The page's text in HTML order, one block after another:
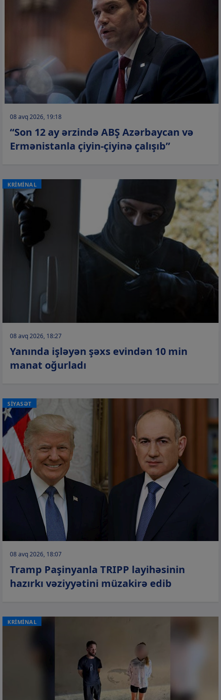
08 avq 2026, 19:18
“Son 12 ay ərzində ABŞ Azərbaycan və
Ermənistanla çiyin-çiyinə çalışıb”
KRİMİNAL
08 avq 2026, 18:27
Yanında işləyən şəxs evindən 10 min
manat oğurladı
SİYASƏT
08 avq 2026, 18:07
Tramp Paşinyanla TRIPP layihəsinin
hazırkı vəziyyətini müzakirə edib
KRİMİNAL